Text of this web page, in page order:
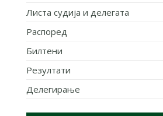
Листа судија и делегата
Распоред
Билтени
Резултати
Делегирање